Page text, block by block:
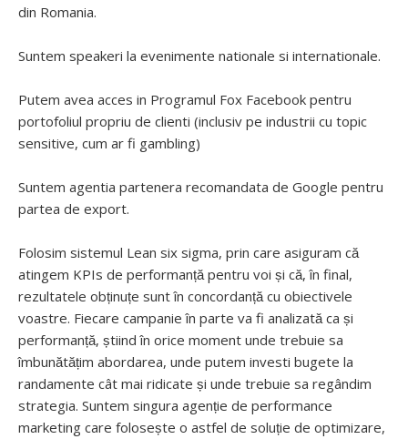
din Romania.
Suntem speakeri la evenimente nationale si internationale.
Putem avea acces in Programul Fox Facebook pentru
portofoliul propriu de clienti (inclusiv pe industrii cu topic
sensitive, cum ar fi gambling)
Suntem agentia partenera recomandata de Google pentru
partea de export.
Folosim sistemul Lean six sigma, prin care asiguram că
atingem KPIs de performanță pentru voi și că, în final,
rezultatele obținuțe sunt în concordanță cu obiectivele
voastre. Fiecare campanie în parte va fi analizată ca și
performanță, știind în orice moment unde trebuie sa
îmbunătățim abordarea, unde putem investi bugete la
randamente cât mai ridicate și unde trebuie sa regândim
strategia. Suntem singura agenție de performance
marketing care folosește o astfel de soluție de optimizare,